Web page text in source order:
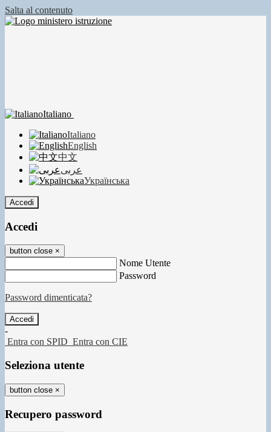
Salta al contenuto
Italiano
Italiano
English
中文
عربى
Українська
Accedi
Accedi
button close ×
Nome Utente
Password
Password dimenticata?
-
Entra con SPID Entra con CIE
Seleziona utente
button close ×
Recupero password